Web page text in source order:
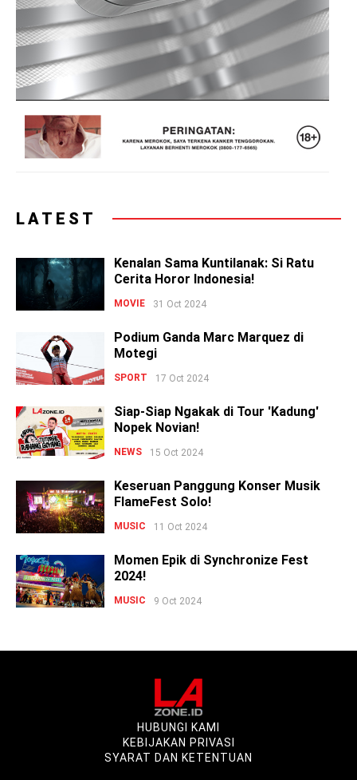
LATEST
Kenalan Sama Kuntilanak: Si Ratu
Cerita Horor Indonesia!
MOVIE 31 Oct 2024
Podium Ganda Marc Marquez di
Motegi
SPORT 17 Oct 2024
Siap-Siap Ngakak di Tour 'Kadung'
Nopek Novian!
NEWS 15 Oct 2024
Keseruan Panggung Konser Musik
FlameFest Solo!
MUSIC 11 Oct 2024
Momen Epik di Synchronize Fest
2024!
MUSIC 9 Oct 2024
HUBUNGI KAMI
KEBIJAKAN PRIVASI
SYARAT DAN KETENTUAN